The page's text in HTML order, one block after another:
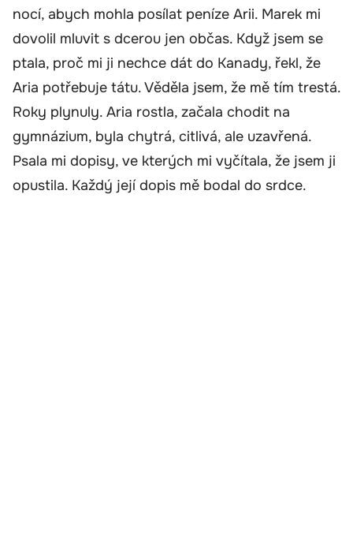
nocí, abych mohla posílat peníze Arii. Marek mi
dovolil mluvit s dcerou jen občas. Když jsem se
ptala, proč mi ji nechce dát do Kanady, řekl, že
Aria potřebuje tátu. Věděla jsem, že mě tím trestá.
Roky plynuly. Aria rostla, začala chodit na
gymnázium, byla chytrá, citlivá, ale uzavřená.
Psala mi dopisy, ve kterých mi vyčítala, že jsem ji
opustila. Každý její dopis mě bodal do srdce.